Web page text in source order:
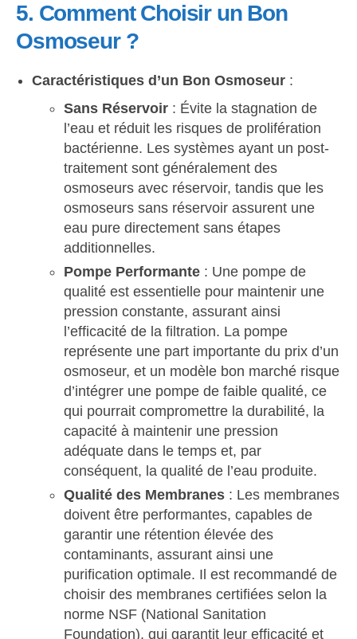
5. Comment Choisir un Bon
Osmoseur ?
Caractéristiques d’un Bon Osmoseur :
Sans Réservoir : Évite la stagnation de
l’eau et réduit les risques de prolifération
bactérienne. Les systèmes ayant un post-
traitement sont généralement des
osmoseurs avec réservoir, tandis que les
osmoseurs sans réservoir assurent une
eau pure directement sans étapes
additionnelles.
Pompe Performante : Une pompe de
qualité est essentielle pour maintenir une
pression constante, assurant ainsi
l’efficacité de la filtration. La pompe
représente une part importante du prix d’un
osmoseur, et un modèle bon marché risque
d’intégrer une pompe de faible qualité, ce
qui pourrait compromettre la durabilité, la
capacité à maintenir une pression
adéquate dans le temps et, par
conséquent, la qualité de l’eau produite.
Qualité des Membranes : Les membranes
doivent être performantes, capables de
garantir une rétention élevée des
contaminants, assurant ainsi une
purification optimale. Il est recommandé de
choisir des membranes certifiées selon la
norme NSF (National Sanitation
Foundation), qui garantit leur efficacité et